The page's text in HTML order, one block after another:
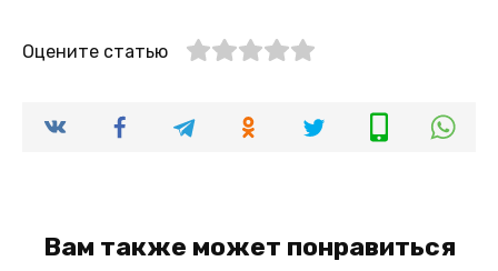
Оцените статью
Вам также может понравиться